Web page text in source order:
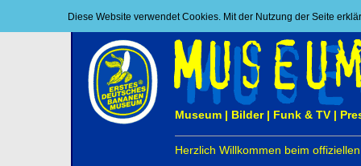
Diese Website verwendet Cookies. Mit der Nutzung der Seite
Museum | Bilder| Funk & TV |
Herzlich Willkommen beim